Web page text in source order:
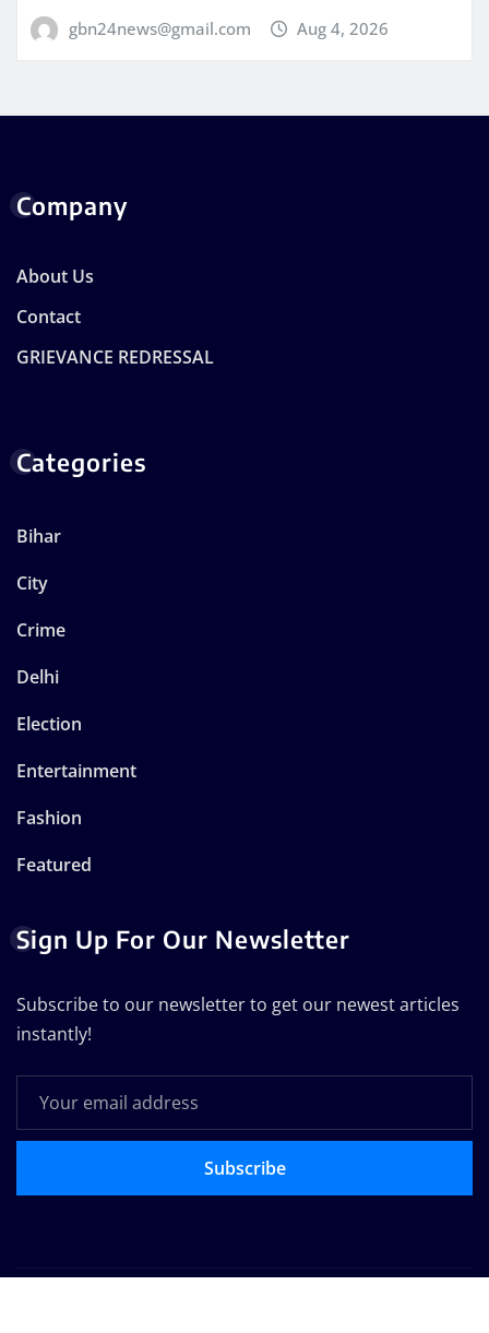
gbn24news@gmail.com Aug 4, 2026
Company
About Us
Contact
GRIEVANCE REDRESSAL
Categories
Bihar
City
Crime
Delhi
Election
Entertainment
Fashion
Featured
Sign Up For Our Newsletter
Subscribe to our newsletter to get our newest articles
instantly!
Subscribe